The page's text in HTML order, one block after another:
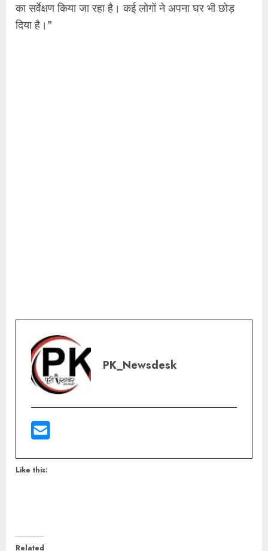
का सर्वेक्षण किया जा रहा है। कई लोगों ने अपना घर भी छोड़
दिया है।”
PK_Newsdesk
Like this:
Related